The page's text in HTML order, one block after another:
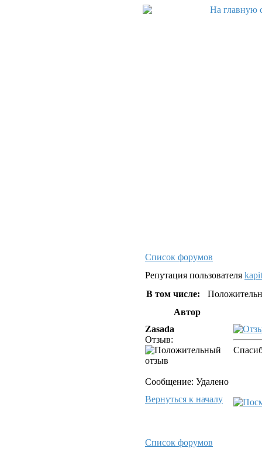
Список форумов
Репутация пользователя
В том числе:
Автор
Zasada
Отзыв:
Сообщение: Удалено
Вернуться к началу
Список форумов